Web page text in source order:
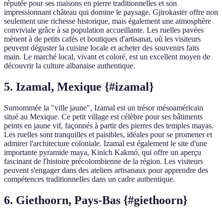
réputée pour ses maisons en pierre traditionnelles et son
impressionnant château qui domine le paysage. Gjirokastër offre non
seulement une richesse historique, mais également une atmosphère
conviviale grâce à sa population accueillante. Les ruelles pavées
mènent à de petits cafés et boutiques d'artisanat, où les visiteurs
peuvent déguster la cuisine locale et acheter des souvenirs faits
main. Le marché local, vivant et coloré, est un excellent moyen de
découvrir la culture albanaise authentique.
5. Izamal, Mexique {#izamal}
Surnommée la "ville jaune", Izamal est un trésor mésoaméricain
situé au Mexique. Ce petit village est célèbre pour ses bâtiments
peints en jaune vif, façonnés à partir des pierres des temples mayas.
Les ruelles sont tranquilles et paisibles, idéales pour se promener et
admirer l'architecture coloniale. Izamal est également le site d'une
importante pyramide maya, Kinich Kakmó, qui offre un aperçu
fascinant de l'histoire précolombienne de la région. Les visiteurs
peuvent s'engager dans des ateliers artisanaux pour apprendre des
compétences traditionnelles dans un cadre authentique.
6. Giethoorn, Pays-Bas {#giethoorn}